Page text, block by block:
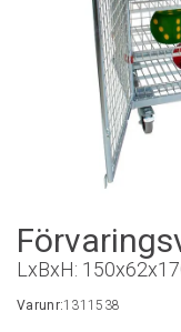
LxBxH:
Varunr:1311538